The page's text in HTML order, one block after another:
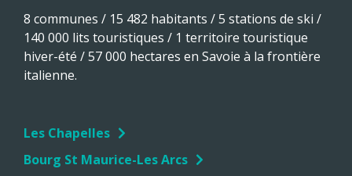
8 communes / 15 482 habitants / 5 stations de ski /
140 000 lits touristiques / 1 territoire touristique
hiver-été / 57 000 hectares en Savoie à la frontière
italienne.
Les Chapelles
Bourg St Maurice-Les Arcs